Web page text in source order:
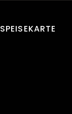
SPEISEKARTE